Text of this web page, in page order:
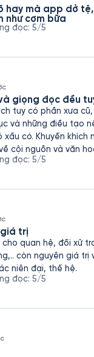
hay mà app dở
như cơm bữa
đọc: 5/5
giọng đọc đều
tuy có phần xưa
và những điều tạo
có. Khuyến khích
cội nguồn và văn
đọc: 5/5
trị
cho quan hệ, đối xử
còn nguyên giá trị
niên đại, thế hệ.
đọc: 5/5